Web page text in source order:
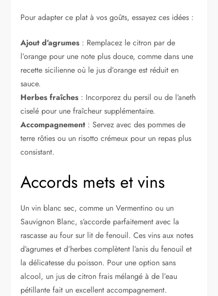
Pour adapter ce plat à vos goûts, essayez ces idées :
Ajout d’agrumes : Remplacez le citron par de
l’orange pour une note plus douce, comme dans une
recette sicilienne où le jus d’orange est réduit en
sauce.
Herbes fraîches : Incorporez du persil ou de l’aneth
ciselé pour une fraîcheur supplémentaire.
Accompagnement : Servez avec des pommes de
terre rôties ou un risotto crémeux pour un repas plus
consistant.
Accords mets et vins
Un vin blanc sec, comme un Vermentino ou un
Sauvignon Blanc, s’accorde parfaitement avec la
rascasse au four sur lit de fenouil. Ces vins aux notes
d’agrumes et d’herbes complètent l’anis du fenouil et
la délicatesse du poisson. Pour une option sans
alcool, un jus de citron frais mélangé à de l’eau
pétillante fait un excellent accompagnement.